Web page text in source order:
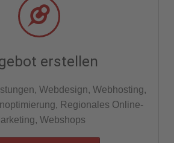
erstellen
Webdesign, Webhosting,
Regionales Online-
Webshops